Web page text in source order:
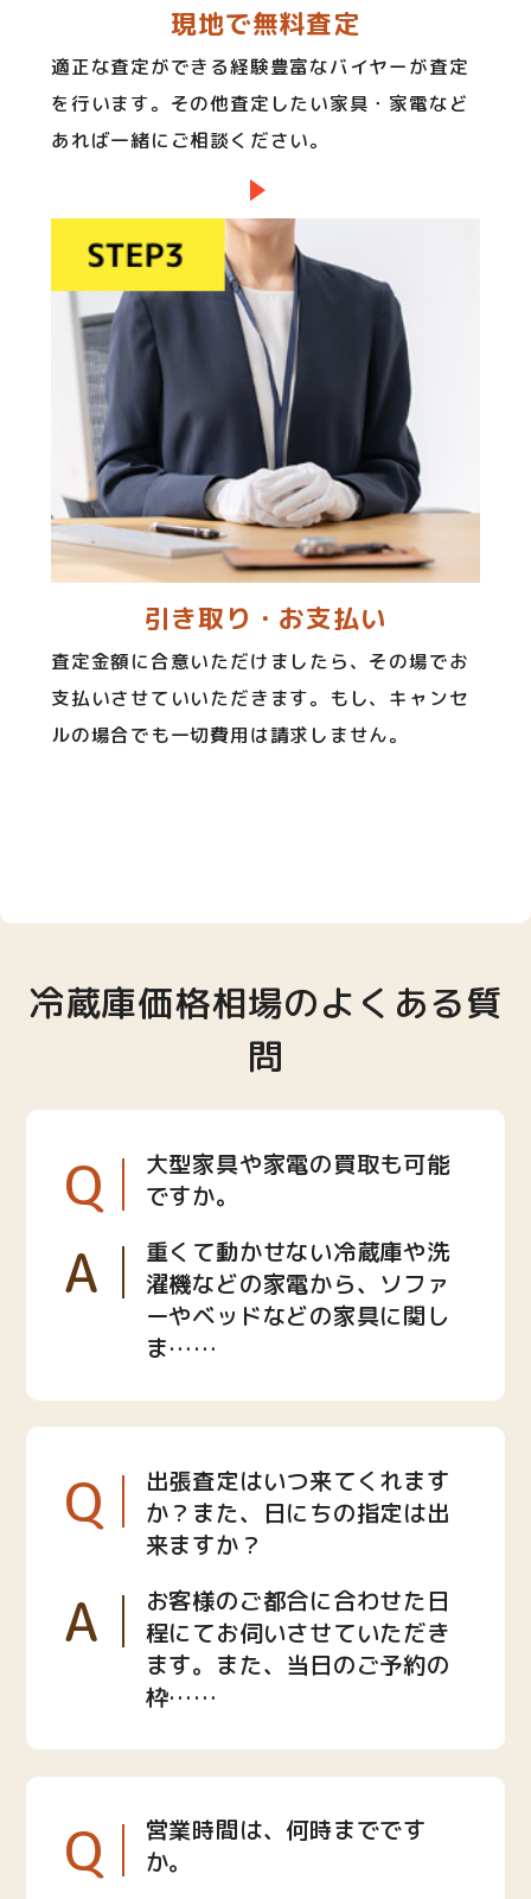
現地で無料査定
適正な査定ができる経験豊富なバイヤーが査定
を行います。その他査定したい家具・家電など
あれば一緒にご相談ください。
引き取り・お支払い
査定金額に合意いただけましたら、その場でお
支払いさせていいただきます。もし、キャンセ
ルの場合でも一切費用は請求しません。
冷蔵庫価格相場のよくある質
問
Q
大型家具や家電の買取も可能
ですか。
A
重くて動かせない冷蔵庫や洗
濯機などの家電から、ソファ
ーやベッドなどの家具に関し
ま……
Q
出張査定はいつ来てくれます
か？また、日にちの指定は出
来ますか？
A
お客様のご都合に合わせた日
程にてお伺いさせていただき
ます。また、当日のご予約の
枠……
Q
営業時間は、何時までです
か。